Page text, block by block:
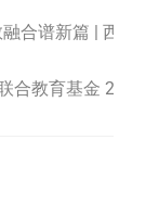
合谱新篇 | 西南
合教育基金 2025